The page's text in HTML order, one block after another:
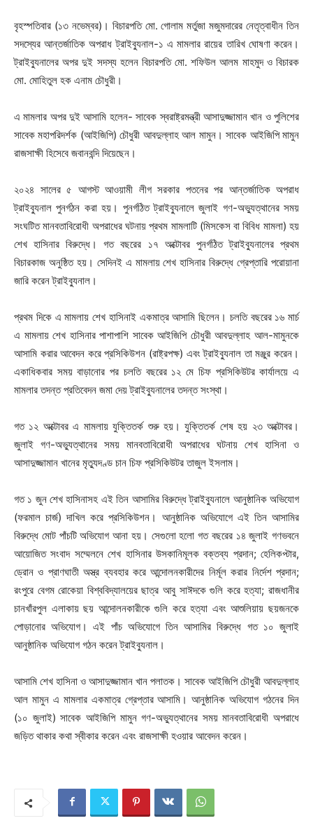
বৃহস্পতিবার (১৩ নভেম্বর)। বিচারপতি মো. গোলাম মর্তুজা মজুমদারের নেতৃত্বাধীন তিন
সদস্যের আন্তর্জাতিক অপরাধ ট্রাইব্যুনাল-১ এ মামলার রায়ের তারিখ ঘোষণা করেন।
ট্রাইব্যুনালের অপর দুই সদস্য হলেন বিচারপতি মো. শফিউল আলম মাহমুদ ও বিচারক
মো. মোহিতুল হক এনাম চৌধুরী।
এ মামলার অপর দুই আসামি হলেন- সাবেক স্বরাষ্ট্রমন্ত্রী আসাদুজ্জামান খান ও পুলিশের
সাবেক মহাপরিদর্শক (আইজিপি) চৌধুরী আবদুল্লাহ আল মামুন। সাবেক আইজিপি মামুন
রাজসাক্ষী হিসেবে জবানবন্দি দিয়েছেন।
২০২৪ সালের ৫ আগস্ট আওয়ামী লীগ সরকার পতনের পর আন্তর্জাতিক অপরাধ
ট্রাইব্যুনাল পুনর্গঠন করা হয়। পুনর্গঠিত ট্রাইব্যুনালে জুলাই গণ-অভ্যুত্থানের সময়
সংঘটিত মানবতাবিরোধী অপরাধের ঘটনায় প্রথম মামলাটি (মিসকেস বা বিবিধ মামলা) হয়
শেখ হাসিনার বিরুদ্ধে। গত বছরের ১৭ অক্টোবর পুনর্গঠিত ট্রাইব্যুনালের প্রথম
বিচারকাজ অনুষ্ঠিত হয়। সেদিনই এ মামলায় শেখ হাসিনার বিরুদ্ধে গ্রেপ্তারি পরোয়ানা
জারি করেন ট্রাইব্যুনাল।
প্রথম দিকে এ মামলায় শেখ হাসিনাই একমাত্র আসামি ছিলেন। চলতি বছরের ১৬ মার্চ
এ মামলায় শেখ হাসিনার পাশাপাশি সাবেক আইজিপি চৌধুরী আবদুল্লাহ আল-মামুনকে
আসামি করার আবেদন করে প্রসিকিউশন (রাষ্ট্রপক্ষ) এবং ট্রাইব্যুনাল তা মঞ্জুর করেন।
একাধিকবার সময় বাড়ানোর পর চলতি বছরের ১২ মে চিফ প্রসিকিউটর কার্যালয়ে এ
মামলার তদন্ত প্রতিবেদন জমা দেয় ট্রাইব্যুনালের তদন্ত সংস্থা।
গত ১২ অক্টোবর এ মামলায় যুক্তিতর্ক শুরু হয়। যুক্তিতর্ক শেষ হয় ২৩ অক্টোবর।
জুলাই গণ-অভ্যুত্থানের সময় মানবতাবিরোধী অপরাধের ঘটনায় শেখ হাসিনা ও
আসাদুজ্জামান খানের মৃত্যুদণ্ড চান চিফ প্রসিকিউটর তাজুল ইসলাম।
গত ১ জুন শেখ হাসিনাসহ এই তিন আসামির বিরুদ্ধে ট্রাইব্যুনালে আনুষ্ঠানিক অভিযোগ
(ফরমাল চার্জ) দাখিল করে প্রসিকিউশন। আনুষ্ঠানিক অভিযোগে এই তিন আসামির
বিরুদ্ধে মোট পাঁচটি অভিযোগ আনা হয়। সেগুলো হলো গত বছরের ১৪ জুলাই গণভবনে
আয়োজিত সংবাদ সম্মেলনে শেখ হাসিনার উসকানিমূলক বক্তব্য প্রদান; হেলিকপ্টার,
ড্রোন ও প্রাণঘাতী অস্ত্র ব্যবহার করে আন্দোলনকারীদের নির্মূল করার নির্দেশ প্রদান;
রংপুরে বেগম রোকেয়া বিশ্ববিদ্যালয়ের ছাত্র আবু সাঈদকে গুলি করে হত্যা; রাজধানীর
চানখাঁরপুল এলাকায় ছয় আন্দোলনকারীকে গুলি করে হত্যা এবং আশুলিয়ায় ছয়জনকে
পোড়ানোর অভিযোগ। এই পাঁচ অভিযোগে তিন আসামির বিরুদ্ধে গত ১০ জুলাই
আনুষ্ঠানিক অভিযোগ গঠন করেন ট্রাইব্যুনাল।
আসামি শেখ হাসিনা ও আসাদুজ্জামান খান পলাতক। সাবেক আইজিপি চৌধুরী আবদুল্লাহ
আল মামুন এ মামলার একমাত্র গ্রেপ্তার আসামি। আনুষ্ঠানিক অভিযোগ গঠনের দিন
(১০ জুলাই) সাবেক আইজিপি মামুন গণ-অভ্যুত্থানের সময় মানবতাবিরোধী অপরাধে
জড়িত থাকার কথা স্বীকার করেন এবং রাজসাক্ষী হওয়ার আবেদন করেন।